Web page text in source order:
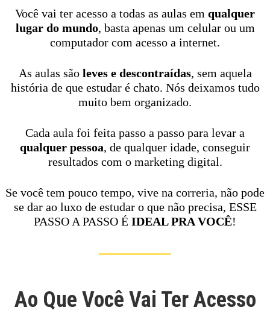
Você vai ter acesso a todas as aulas em qualquer
lugar do mundo, basta apenas um celular ou um
computador com acesso a internet.
As aulas sãoleves e descontraídas, sem aquela
história de que estudar é chato. Nós deixamos tudo
muito bem organizado.
Cada aula foi feita passo a passo para levar a
qualquer pessoa, de qualquer idade, conseguir
resultados com o marketing digital.
Se você tem pouco tempo, vive na correria, não pode
se dar ao luxo de estudar o que não precisa, ESSE
PASSO A PASSO É IDEAL PRA VOCÊ!
Ao Que Você Vai Ter Acesso